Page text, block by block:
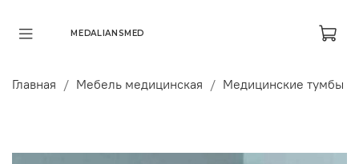
MEDALIANSMED
Главная Мебель медицинская Медицинские тумбы